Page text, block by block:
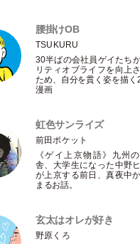
腰掛けOB
TSUKURU
30半ばの会社員ゲイたち
リティオブライフを向上
ため、自分を貫く姿を描く
漫画
虹色サンライズ
前田ポケット
《ゲイ上京物語》九州
舎、大学生になった中野
が上京する前日、真夜中
まるお話。
玄太はオレが好き
野原くろ